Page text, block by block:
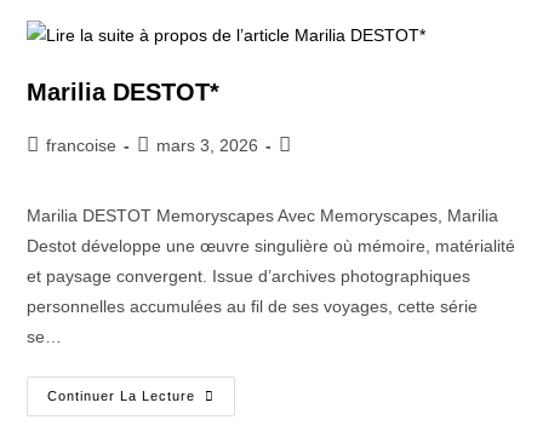
Marilia DESTOT*
francoise mars 3, 2026
Marilia DESTOT Memoryscapes Avec Memoryscapes, Marilia
Destot développe une œuvre singulière où mémoire, matérialité
et paysage convergent. Issue d’archives photographiques
personnelles accumulées au fil de ses voyages, cette série
se…
Continuer La Lecture